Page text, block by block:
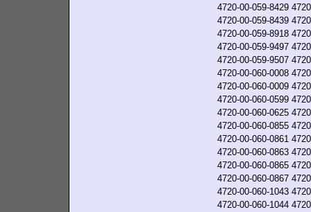
4720-00-059-8429
4720-00-059-8439
4720-00-059-8918
4720-00-059-9497
4720-00-059-9507
4720-00-060-0008
4720-00-060-0009
4720-00-060-0599
4720-00-060-0625
4720-00-060-0855
4720-00-060-0861
4720-00-060-0863
4720-00-060-0865
4720-00-060-0867
4720-00-060-1043
4720-00-060-1044